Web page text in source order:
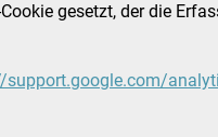
gesetzt, der die
support.google.com/